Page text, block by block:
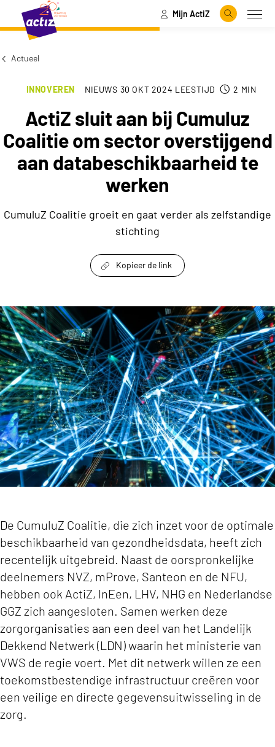
Naar hoofdinhoud
Naar menu Mijn ActiZ
Zoeken
Actueel
INNOVEREN NIEUWS 30 OKT 2024 LEESTIJD 2 MIN
ActiZ sluit aan bij Cumuluz
Coalitie om sector overstijgend
aan databeschikbaarheid te
werken
CumuluZ Coalitie groeit en gaat verder als zelfstandige
stichting
Kopieer de link
ActiZ sluit aan bij Cumuluz Coalitie om sector
De CumuluZ Coalitie, die zich inzet voor de optimale
beschikbaarheid van gezondheidsdata, heeft zich
recentelijk uitgebreid. Naast de oorspronkelijke
deelnemers NVZ, mProve, Santeon en de NFU,
hebben ook ActiZ, InEen, LHV, NHG en Nederlandse
GGZ zich aangesloten. Samen werken deze
zorgorganisaties aan een deel van het Landelijk
Dekkend Netwerk (LDN) waarin het ministerie van
VWS de regie voert. Met dit netwerk willen ze een
toekomstbestendige infrastructuur creëren voor
een veilige en directe gegevensuitwisseling in de
zorg.